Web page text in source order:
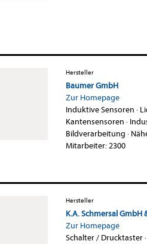
Hersteller
Baumer GmbH
Zur Homepage
Induktive Sensoren ·
Kantensensoren ·
Bildverarbeitung ·
Mitarbeiter: 2300
Hersteller
K.A. Schmersal GmbH
Zur Homepage
Schalter / Drucktaster·